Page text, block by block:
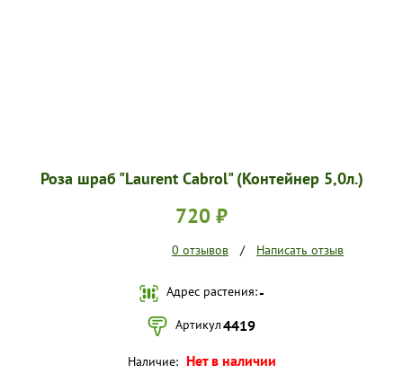
Роза шраб "Laurent Cabrol" (Контейнер 5,0л.)
720 ₽
0 отзывов / Написать отзыв
Адрес растения:-
Артикул4419
Наличие: Нет в наличии